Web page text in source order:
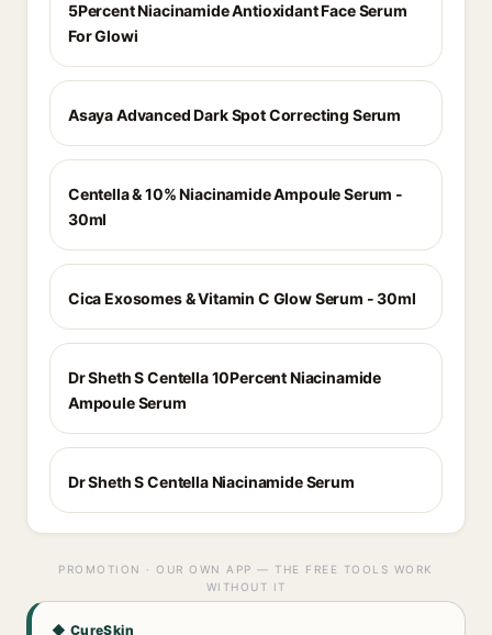
5Percent Niacinamide Antioxidant Face Serum
For Glowi
Asaya Advanced Dark Spot Correcting Serum
Centella & 10% Niacinamide Ampoule Serum -
30ml
Cica Exosomes & Vitamin C Glow Serum - 30ml
Dr Sheth S Centella 10Percent Niacinamide
Ampoule Serum
Dr Sheth S Centella Niacinamide Serum
PROMOTION · OUR OWN APP — THE FREE TOOLS WORK
WITHOUT IT
◆ CureSkin